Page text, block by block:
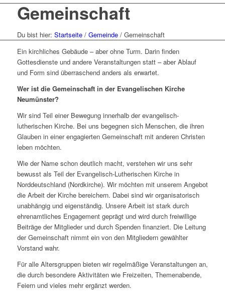
Gemeinschaft
Du bist hier: Startseite / Gemeinde / Gemeinschaft
Ein kirchliches Gebäude – aber ohne Turm. Darin finden
Gottesdienste und andere Veranstaltungen statt – aber Ablauf
und Form sind überraschend anders als erwartet.
Wer ist die Gemeinschaft in der Evangelischen Kirche
Neumünster?
Wir sind Teil einer Bewegung innerhalb der evangelisch-
lutherischen Kirche. Bei uns begegnen sich Menschen, die ihren
Glauben in einer engagierten Gemeinschaft mit anderen Christen
leben möchten.
Wie der Name schon deutlich macht, verstehen wir uns sehr
bewusst als Teil der Evangelisch-Lutherischen Kirche in
Norddeutschland (Nordkirche). Wir möchten mit unserem Angebot
die Arbeit der Kirche bereichern. Dabei sind wir organisatorisch
unabhängig und eigenständig. Unsere Arbeit ist stark durch
ehrenamtliches Engagement geprägt und wird durch freiwillige
Beiträge der Mitglieder und durch Spenden finanziert. Die Leitung
der Gemeinschaft nimmt ein von den Mitgliedern gewählter
Vorstand wahr.
Für alle Altersgruppen bieten wir regelmäßige Veranstaltungen an,
die durch besondere Aktivitäten wie Freizeiten, Themenabende,
Feiern und vieles mehr ergänzt werden.